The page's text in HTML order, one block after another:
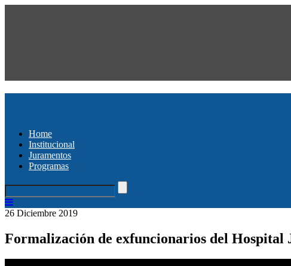
Home
Institucional
Juramentos
Programas
26 Diciembre 2019
Formalización de exfuncionarios del Hospital